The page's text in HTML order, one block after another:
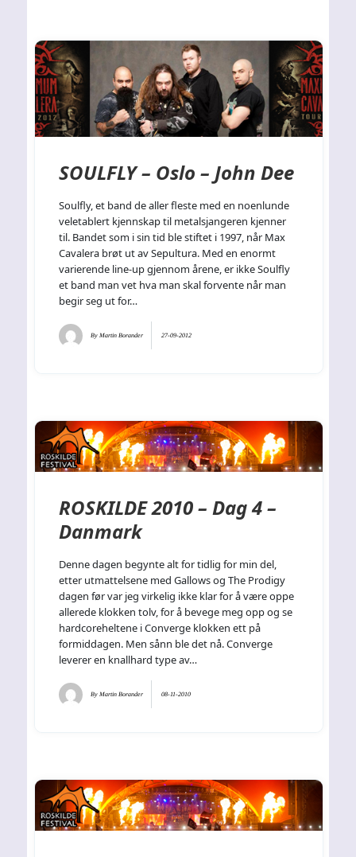
SOULFLY – Oslo – John Dee
Soulfly, et band de aller fleste med en noenlunde
veletablert kjennskap til metalsjangeren kjenner
til. Bandet som i sin tid ble stiftet i 1997, når Max
Cavalera brøt ut av Sepultura. Med en enormt
varierende line-up gjennom årene, er ikke Soulfly
et band man vet hva man skal forvente når man
begir seg ut for…
ByMartin Borander 27-09-2012
ROSKILDE 2010 – Dag 4 –
Danmark
Denne dagen begynte alt for tidlig for min del,
etter utmattelsene med Gallows og The Prodigy
dagen før var jeg virkelig ikke klar for å være oppe
allerede klokken tolv, for å bevege meg opp og se
hardcoreheltene i Converge klokken ett på
formiddagen. Men sånn ble det nå. Converge
leverer en knallhard type av…
ByMartin Borander 08-11-2010